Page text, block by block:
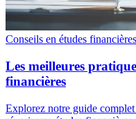
Conseils en études financières
Les meilleures
financières
Explorez notre guide